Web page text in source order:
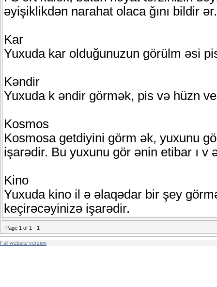
əyişiklikdən narahat olaca ğını bildir ər.
Kar
Yuxuda kar olduğunuzun görülm əsi
Kəndir
Yuxuda k əndir görmək, pis və hüzn
Kosmos
Kosmosa getdiyini görm ək, yuxunu
işarədir. Bu yuxunu gör ənin etibar ı v
Kino
Yuxuda kino il ə əlaqədar bir şey
keçirəcəyinizə işarədir.
Page 1 of 1 1
Full website version